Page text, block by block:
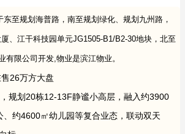
东至规划海普路，南至规划绿化、规划九州路，
、江干科技园单元JG1505-B1/B2-30地块，北至
有限公司开发,物业是滨江物业。
26万方大盘
规划20栋12-13F静谧小高层，融入约3900
、约4600㎡幼儿园等复合业态，联动双天